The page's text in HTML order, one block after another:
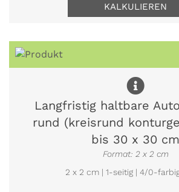
KALKULIEREN
Langfristig haltbare
rund (kreisrund
bis 30 x 30 cm
Format: 2 x 2 cm
2 x 2 cm | 1-seitig | 4/0-